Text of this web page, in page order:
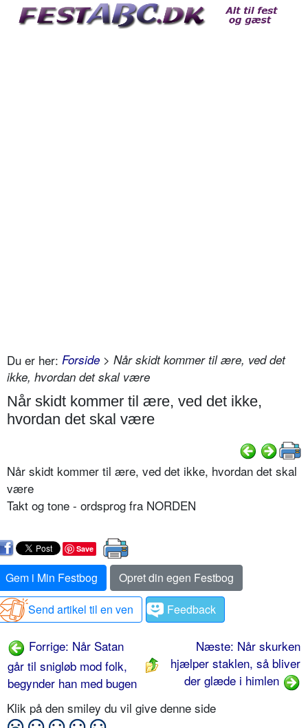
Du er her: Forside > Når skidt kommer til ære, ved det
ikke, hvordan det skal være
Når skidt kommer til ære, ved det ikke,
hvordan det skal være
Når skidt kommer til ære, ved det ikke, hvordan det skal
være
Takt og tone - ordsprog fra NORDEN
Save
Gem i Min Festbog
Opret din egen Festbog
Send artikel til en ven
Feedback
Forrige: Når Satan
går til snigløb mod folk,
begynder han med bugen
Næste: Når skurken
hjælper staklen, så bliver
der glæde i himlen
Klik på den smiley du vil give denne side